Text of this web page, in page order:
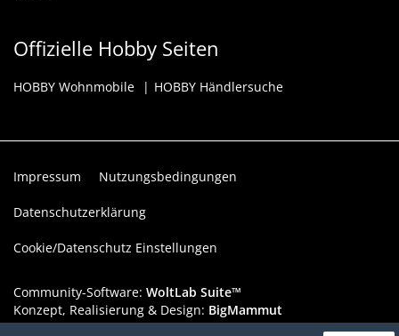
Offizielle Hobby Seiten
HOBBY Wohnmobile HOBBY Händlersuche
Impressum Nutzungsbedingungen
Datenschutzerklärung
Cookie/Datenschutz Einstellungen
Community-Software: WoltLab Suite™
Konzept, Realisierung & Design: BigMammut